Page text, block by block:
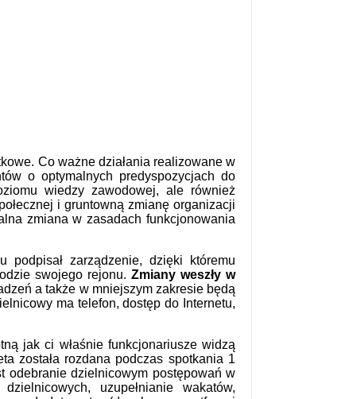
Co ważne działania realizowane w
o optymalnych predyspozycjach do
wiedzy zawodowej, ale również
i gruntowną zmianę organizacji
zmiana w zasadach funkcjonowania
podpisał zarządzenie, dzięki któremu
swojego rejonu.Zmiany weszły w
a także w mniejszym zakresie będą
ma telefon, dostęp do Internetu,
jak ci właśnie funkcjonariusze widzą
została rozdana podczas spotkania 1
odebranie dzielnicowym postępowań w
uzupełnianie wakatów,